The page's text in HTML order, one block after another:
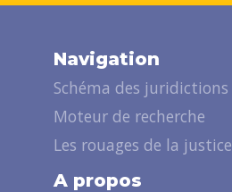
Navigation
Schéma des juridictions
Moteur de recherche
Les rouages de la justice
A propos